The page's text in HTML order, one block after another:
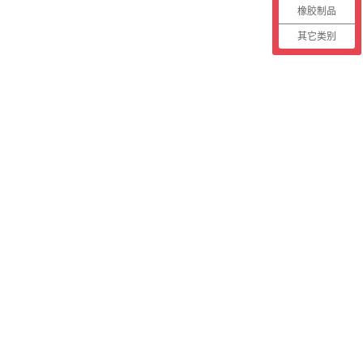
橡胶制品
其它类别